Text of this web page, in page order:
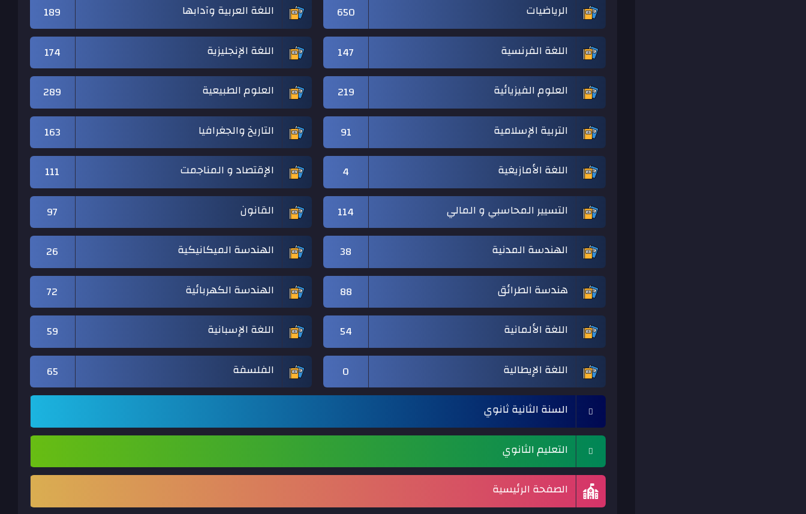
الرياضيات 650 اللغة العربية وآدابها
189
اللغة الفرنسية
147 اللغة الإنجليزية
174
العلوم الفيزيائية
219 العلوم الطبيعية
289
التربية الإسلامية
91 التاريخ والجغرافيا
163
اللغة الأمازيغية
4 الإقتصاد و المناجمت
111
التسيير المحاسبي و المالي
114 القانون
97
الهندسة المدنية
38 الهندسة الميكانيكية
26
هندسة الطرائق
88 الهندسة الكهربائية
72
اللغة الألمانية
54 اللغة الإسبانية
59
اللغة الإيطالية
0 الفلسفة
65
السنة الثانية ثانوي
التعليم الثانوي
الصفحة الرئيسية